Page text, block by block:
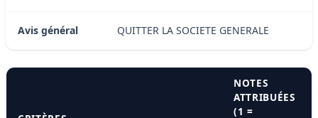
Avis général QUITTER LA SOCIETE GENERALE
NOTES
ATTRIBUÉES
(1 =